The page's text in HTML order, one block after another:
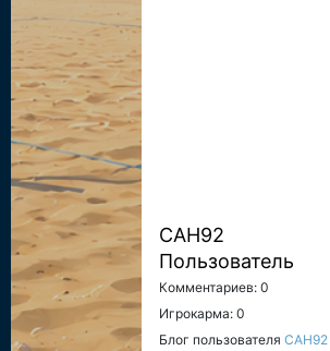
CAH92
Пользователь
Комментариев: 0
Игрокарма: 0
Блог пользователя CAH92